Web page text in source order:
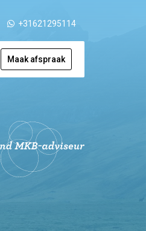
+31621295114
Maak afspraak